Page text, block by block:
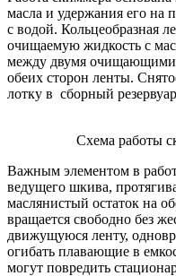
масла и удержания его на
с водой. Кольцеобразная
очищаемую жидкость с
между двумя очищающими
обеих сторон ленты.
лотку в сборный
Схема работы
Важным элементом в
ведущего шкива,
маслянистый остаток на
вращается свободно без
движущуюся ленту,
огибать плавающие в
могут повредить